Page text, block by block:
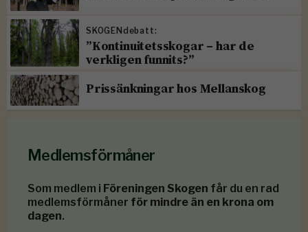
SKOGENdebatt:
”Kontinuitetsskogar – har de
verkligen funnits?”
Prissänkningar hos Mellanskog
Medlemsförmåner
Som medlem i Föreningen Skogen får du en rad
medlemsförmåner för mindre än en krona om
dagen.